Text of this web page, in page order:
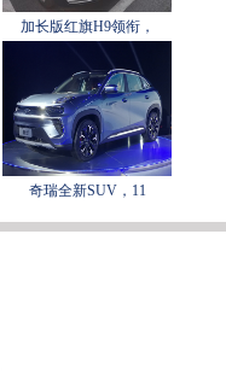
加长版红旗H9领衔，
奇瑞全新SUV，11